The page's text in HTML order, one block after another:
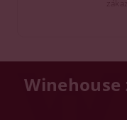
Winehouse